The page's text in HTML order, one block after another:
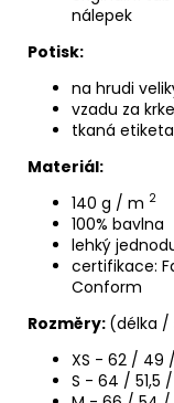
nálepek
Potisk:
na hrudi
vzadu za
tkaná
Materiál:
140 g / m 2
100% bavlna
lehký
certifikace:
Conform
Rozměry: (délka /
XS - 62 / 49
S - 64 / 51,5